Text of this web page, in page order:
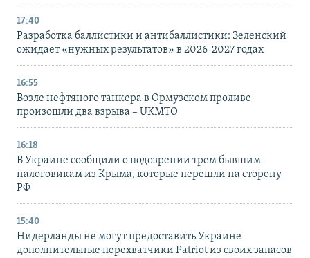
17:40
Разработка баллистики и антибаллистики: Зеленский
ожидает «нужных результатов» в 2026-2027 годах
16:55
Возле нефтяного танкера в Ормузском проливе
произошли два взрыва – UKMTO
16:18
В Украине сообщили о подозрении трем бывшим
налоговикам из Крыма, которые перешли на сторону
РФ
15:40
Нидерланды не могут предоставить Украине
дополнительные перехватчики Patriot из своих запасов